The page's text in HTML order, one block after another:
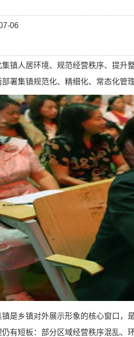
06
集镇人居环境、规范经营秩序、提升
署集镇规范化、精细化、常态化管
镇是乡镇对外展示形象的核心窗口，
有短板：部分区域经营秩序混乱、